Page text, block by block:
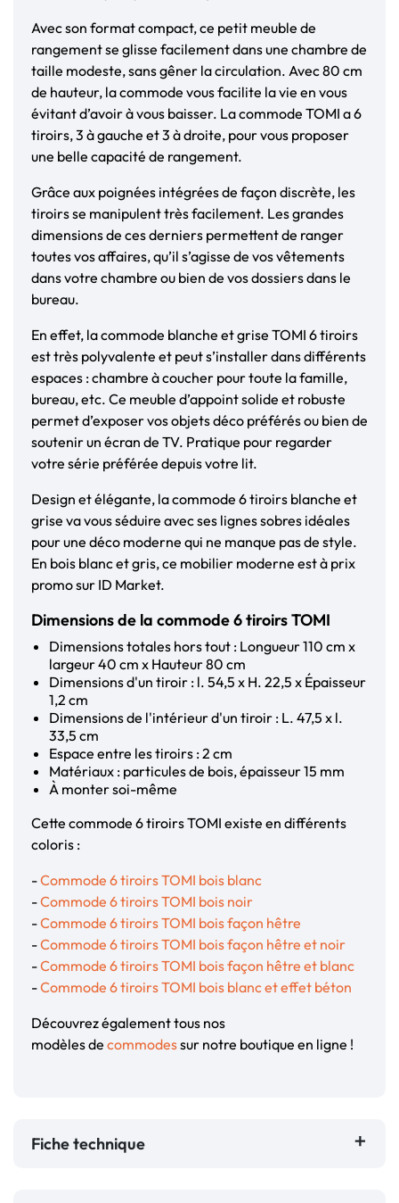
Avec son format compact, ce petit meuble de
rangement se glisse facilement dans une chambre de
taille modeste, sans gêner la circulation. Avec 80 cm
de hauteur, la commode vous facilite la vie en vous
évitant d’avoir à vous baisser. La commode TOMI a 6
tiroirs, 3 à gauche et 3 à droite, pour vous proposer
une belle capacité de rangement.
Grâce aux poignées intégrées de façon discrète, les
tiroirs se manipulent très facilement. Les grandes
dimensions de ces derniers permettent de ranger
toutes vos affaires, qu’il s’agisse de vos vêtements
dans votre chambre ou bien de vos dossiers dans le
bureau.
En effet, la commode blanche et grise TOMI 6 tiroirs
est très polyvalente et peut s’installer dans différents
espaces : chambre à coucher pour toute la famille,
bureau, etc. Ce meuble d’appoint solide et robuste
permet d’exposer vos objets déco préférés ou bien de
soutenir un écran de TV. Pratique pour regarder
votre série préférée depuis votre lit.
Design et élégante, la commode 6 tiroirs blanche et
grise va vous séduire avec ses lignes sobres idéales
pour une déco moderne qui ne manque pas de style.
En bois blanc et gris, ce mobilier moderne est à prix
promo sur ID Market.
Dimensions de la commode 6 tiroirs TOMI
Dimensions totales hors tout : Longueur 110 cm x
largeur 40 cm x Hauteur 80 cm
Dimensions d'un tiroir : l. 54,5 x H. 22,5 x Épaisseur
1,2 cm
Dimensions de l'intérieur d'un tiroir : L. 47,5 x l.
33,5 cm
Espace entre les tiroirs : 2 cm
Matériaux : particules de bois, épaisseur 15 mm
À monter soi-même
Cette commode 6 tiroirs TOMI existe en différents
coloris :
-Commode 6 tiroirs TOMI bois blanc
-Commode 6 tiroirs TOMI bois noir
-Commode 6 tiroirs TOMI bois façon hêtre
-Commode 6 tiroirs TOMI bois façon hêtre et noir
-Commode 6 tiroirs TOMI bois façon hêtre et blanc
-Commode 6 tiroirs TOMI bois blanc et effet béton
Découvrez également tous nos
modèles de commodessur notre boutique en ligne !
Fiche technique